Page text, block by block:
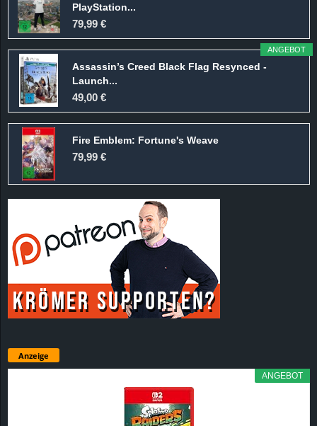
PlayStation...
79,99 €
ANGEBOT
Assassin’s Creed Black Flag Resynced -
Launch...
49,00 €
Fire Emblem: Fortune's Weave
79,99 €
Anzeige
ANGEBOT